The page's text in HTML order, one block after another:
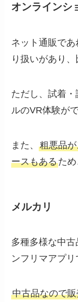
オンラインシ
ネット通販で
り扱いがあり
ただし、試着
ルのVR体験が
また、粗悪品
ースもあるため
メルカリ
多種多様な中
ンフリマアプリ
中古品なので